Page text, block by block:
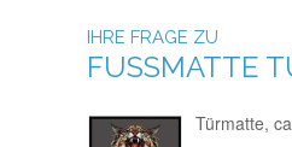
IHRE FRAGE ZU
FUSSMATTE
Türmatte,